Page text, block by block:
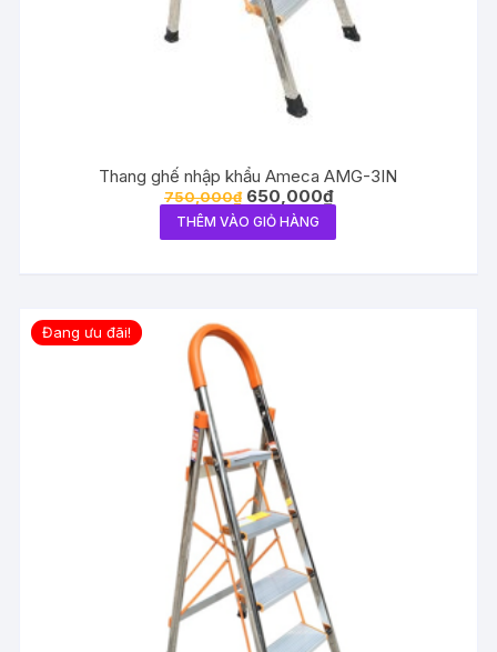
Thang ghế nhập khẩu Ameca AMG-3IN
750,000₫ 650,000₫
THÊM VÀO GIỎ HÀNG
Đang ưu đãi!